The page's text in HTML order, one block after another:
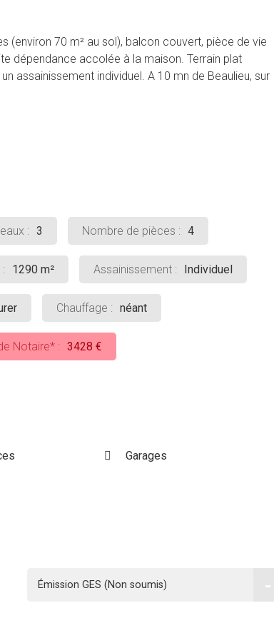
(environ 70 m² au sol), balcon couvert, pièce de vie
dépendance accolée à la maison. Terrain plat
assainissement individuel. A 10 mn de Beaulieu, sur
: 3 Nombre de pièces : 4
1290 m² Assainissement : Individuel
Chauffage : néant
Notaire* : 3428 €
Garages
Émission GES (Non soumis) -